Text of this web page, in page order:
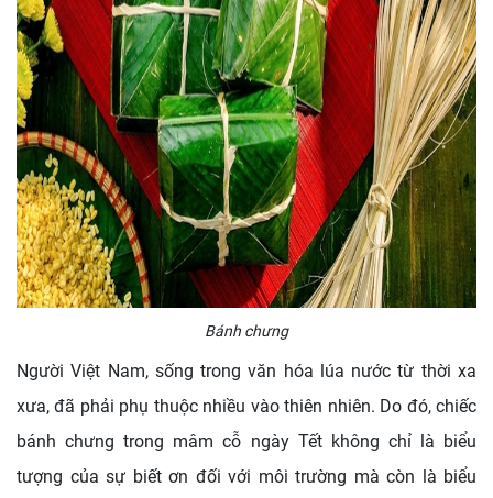
Bánh chưng
Người Việt Nam, sống trong văn hóa lúa nước từ thời xa
xưa, đã phải phụ thuộc nhiều vào thiên nhiên. Do đó, chiếc
bánh chưng trong mâm cỗ ngày Tết không chỉ là biểu
tượng của sự biết ơn đối với môi trường mà còn là biểu